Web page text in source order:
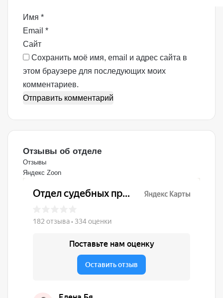
р
и
й
*
Имя *
Email *
Сайт
Сохранить моё имя, email и адрес сайта в
этом браузере для последующих моих
комментариев.
Отзывы об отделе
Отзывы
Яндекс Zoon